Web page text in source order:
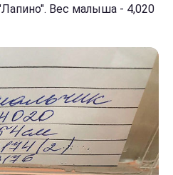
Вес малыша - 4,020